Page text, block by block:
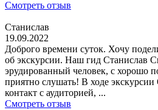
Смотреть отзыв
Станислав
19.09.2022
Доброго времени суток. Хочу
об экскурсии. Наш гид Станислав
эрудированный человек, с хорошо
приятно слушать! В ходе
контакт с аудиторией, ...
Смотреть отзыв